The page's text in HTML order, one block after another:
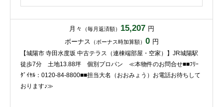
月々 （毎月返済額） 15,207 円
ボーナス （ボーナス時加算額） 0 円
【城陽市 寺田水度坂 中古テラス（連棟端部屋・空家）】JR城陽駅
徒歩7分 土地13.88坪 個別プロパン ≪本物件のお問合せ■■ﾌﾘｰ
ﾀﾞｲﾔﾙ：0120-84-8800■■担当大名（おおみょう）お電話お待ちして
おります♪≫